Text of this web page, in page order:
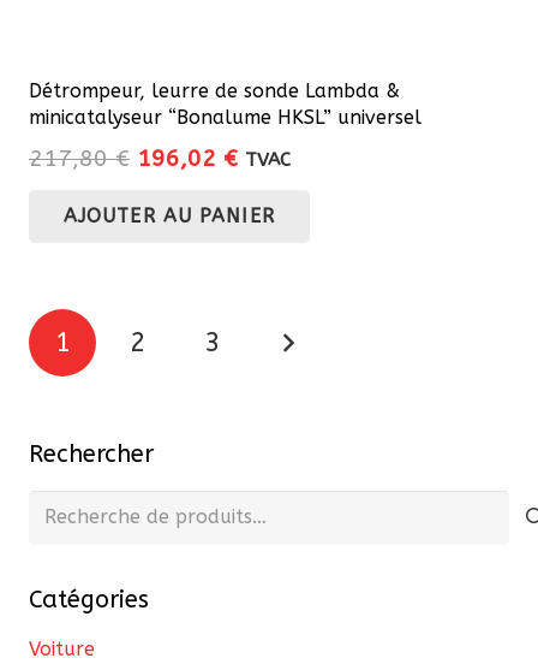
Détrompeur, leurre de sonde Lambda &
minicatalyseur “Bonalume HKSL” universel
217,80€ Le
initial
196,02 €Le
actuel
TVAC
AJOUTER AU PANIER
Pagination
des
1 2 3
Rechercher
Recherche
Catégories
Voiture